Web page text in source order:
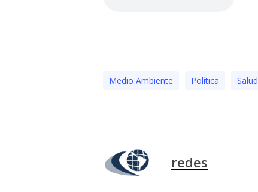
Medio Ambiente Polí­tica Salud
redes